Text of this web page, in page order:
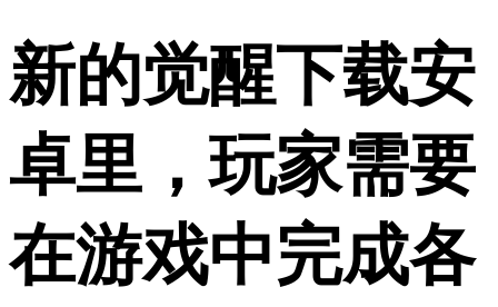
新的觉醒下载安
卓里，玩家需要
在游戏中完成各